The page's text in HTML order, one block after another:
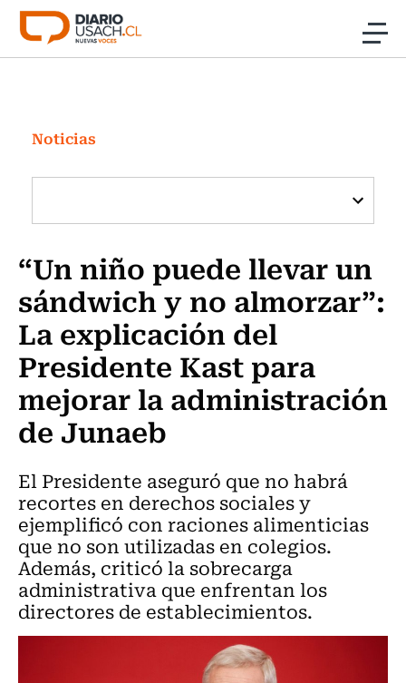
Click acá para ir directamente al contenido
Investigación
Cultura
Programas Radio y TV Usach
Noticias
“Un niño puede llevar un
sándwich y no almorzar”:
La explicación del
Presidente Kast para
mejorar la administración
de Junaeb
El Presidente aseguró que no habrá
recortes en derechos sociales y
ejemplificó con raciones alimenticias
que no son utilizadas en colegios.
Además, criticó la sobrecarga
administrativa que enfrentan los
directores de establecimientos.